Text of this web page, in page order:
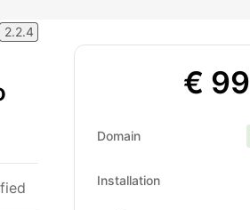
2.2.4
€ 99
Domain
Installation